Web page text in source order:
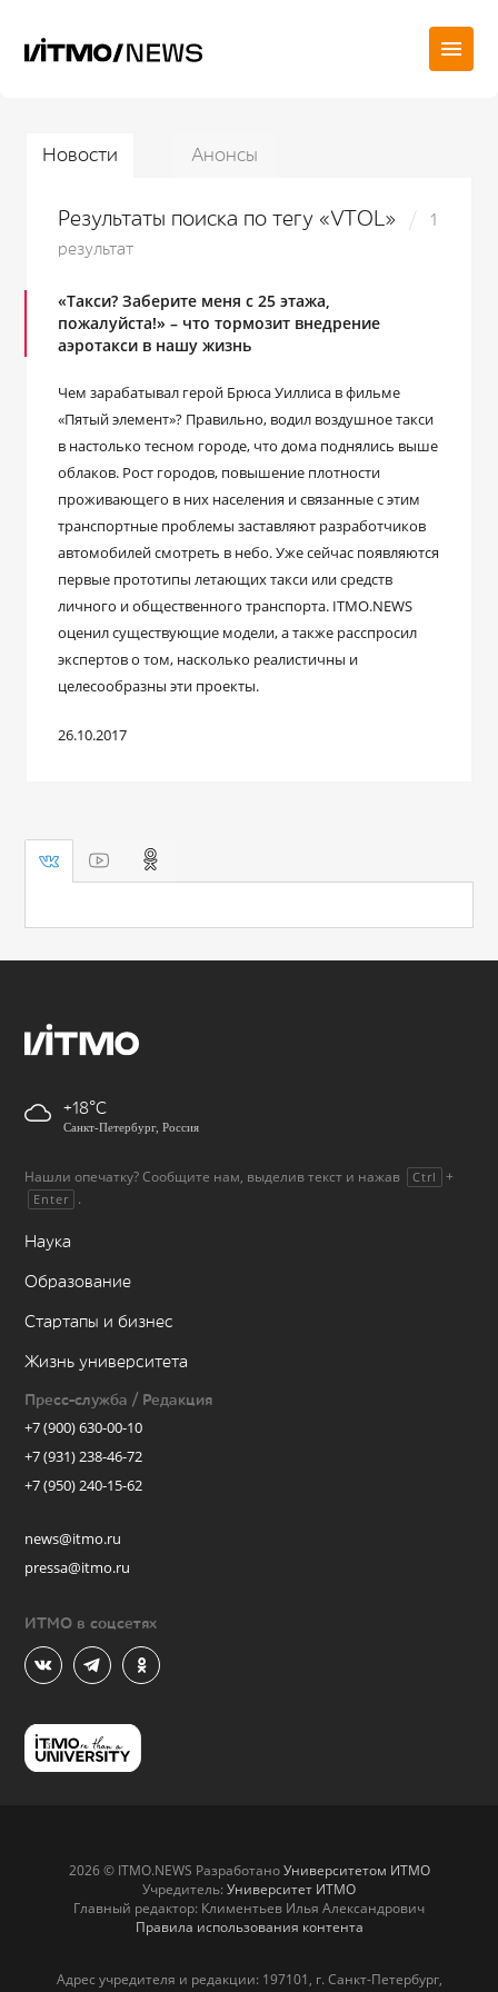
Новости Анонсы
Результаты поиска по тегу «VTOL»
1
результат
«Такси? Заберите меня с 25 этажа,
пожалуйста!» – что тормозит внедрение
аэротакси в нашу жизнь
Чем зарабатывал герой Брюса Уиллиса в фильме
«Пятый элемент»? Правильно, водил воздушное такси
в настолько тесном городе, что дома поднялись выше
облаков. Рост городов, повышение плотности
проживающего в них населения и связанные с этим
транспортные проблемы заставляют разработчиков
автомобилей смотреть в небо. Уже сейчас появляются
первые прототипы летающих такси или средств
личного и общественного транспорта. ITMO.NEWS
оценил существующие модели, а также расспросил
экспертов о том, насколько реалистичны и
целесообразны эти проекты.
26.10.2017
+18
Санкт-Петербург, Россия
Нашли опечатку? Сообщите нам, выделив текст и нажав Ctrl +
Enter .
Наука
Образование
Стартапы и бизнес
Жизнь университета
Пресс-служба / Редакция
+7 (900) 630-00-10
+7 (931) 238-46-72
+7 (950) 240-15-62
news@itmo.ru
pressa@itmo.ru
ИТМО в соцсетях
2026 © ITMO.NEWS РазработаноУниверситетом ИТМО
Учредитель: Университет ИТМО
Главный редактор: Климентьев Илья Александрович
Правила использования контента
Адрес учредителя и редакции: 197101, г. Санкт-Петербург,